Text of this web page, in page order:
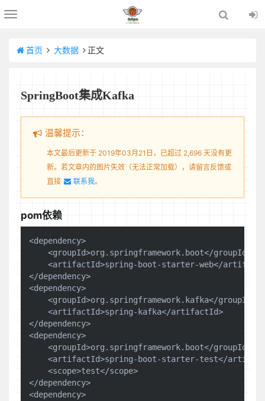
Toggle
首页 大数据 正文
SpringBoot集成Kafka
温馨提示：
本文最后更新于 2019年03月21日，已超过 2,696 天没有更
新。若文章内的图片失效（无法正常加载），请留言反馈或
直接
联系我。
pom依赖
<dependency>
    <groupId>org.springframework.boot</groupId>
<artifactId>spring-boot-starter-web</
</dependency>
<dependency>
    <groupId>org.springframework.kafka</groupId>
    <artifactId>spring-kafka</artifactId>
</dependency>
<dependency>
    <groupId>org.springframework.boot</groupId>
<artifactId>spring-boot-starter-test</
    <scope>test</scope>
</dependency>
<dependency>